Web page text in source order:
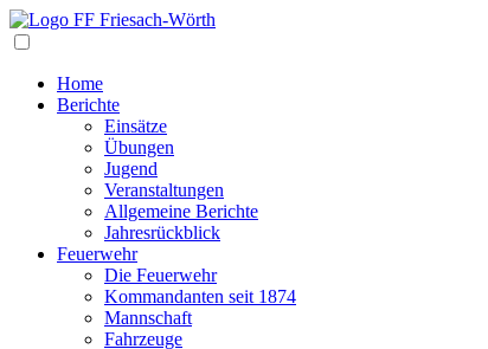
Home
Berichte
Einsätze
Übungen
Jugend
Veranstaltungen
Allgemeine Berichte
Jahresrückblick
Feuerwehr
Die Feuerwehr
Kommandanten seit 1874
Mannschaft
Fahrzeuge